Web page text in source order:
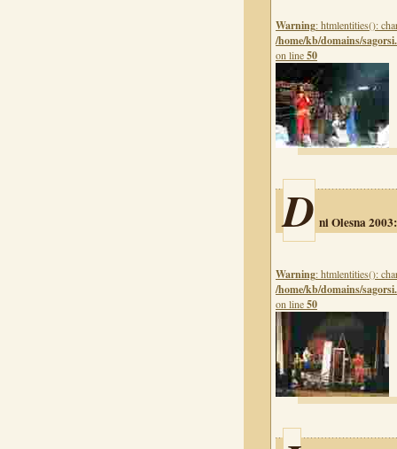
Warning: htmlentities():
/home/kb/domains/
on line50
D ni Olesna 2003:
Warning: htmlentities():
/home/kb/domains/
on line50